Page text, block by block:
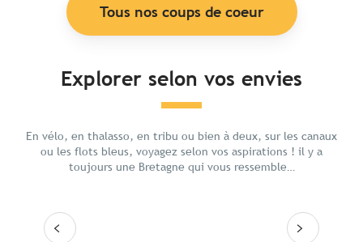
Tous nos coups de coeur
Explorer selon vos envies
En vélo, en thalasso, en tribu ou bien à deux, sur les canaux
ou les flots bleus, voyagez selon vos aspirations ! il y a
toujours une Bretagne qui vous ressemble…
Voyage responsable en Bretagne
Lire la suite